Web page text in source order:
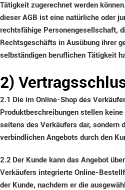
Tätigkeit zugerechnet werden
dieser AGB ist eine natürliche oder
rechtsfähige Personengesellschaft,
Rechtsgeschäfts in Ausübung ihrer
selbständigen beruflichen Tätigkeit
2)
2.1 Die im Online-Shop des
Produktbeschreibungen stellen
seitens des Verkäufers dar, sondern
verbindlichen Angebots durch den
2.2 Der Kunde kann das Angebot
Verkäufers integrierte Online-
der Kunde, nachdem er die